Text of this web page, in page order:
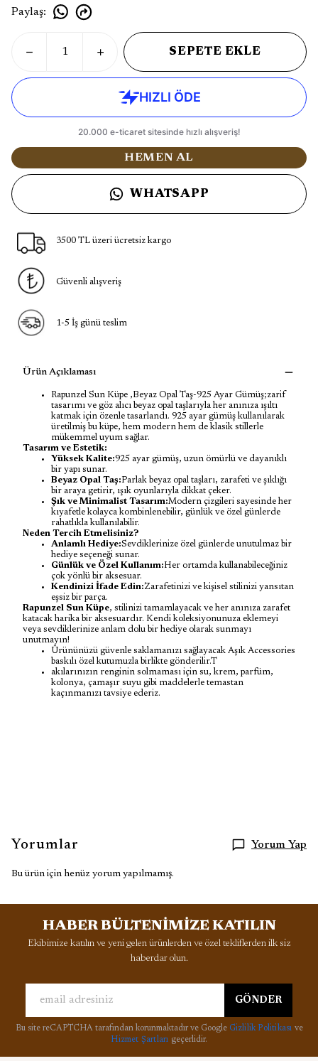
Paylaş:
SEPETE EKLE
HEMEN AL
WHATSAPP
3500 TL üzeri ücretsiz kargo
Güvenli alışveriş
1-5 İş günü teslim
Ürün Açıklaması
Rapunzel Sun Küpe ,Beyaz Opal Taş-925 Ayar Gümüş;zarif
tasarımı ve göz alıcı beyaz opal taşlarıyla her anınıza ışıltı
katmak için özenle tasarlandı. 925 ayar gümüş kullanılarak
üretilmiş bu küpe, hem modern hem de klasik stillerle
mükemmel uyum sağlar.
Tasarım ve Estetik:
Yüksek Kalite:925 ayar gümüş, uzun ömürlü ve dayanıklı
bir yapı sunar.
Beyaz Opal Taş:Parlak beyaz opal taşları, zarafeti ve şıklığı
bir araya getirir, ışık oyunlarıyla dikkat çeker.
Şık ve Minimalist Tasarım:Modern çizgileri sayesinde her
kıyafetle kolayca kombinlenebilir, günlük ve özel günlerde
rahatlıkla kullanılabilir.
Neden Tercih Etmelisiniz?
Anlamlı Hediye:Sevdiklerinize özel günlerde unutulmaz bir
hediye seçeneği sunar.
Günlük ve Özel Kullanım:Her ortamda kullanabileceğiniz
çok yönlü bir aksesuar.
Kendinizi İfade Edin:Zarafetinizi ve kişisel stilinizi yansıtan
eşsiz bir parça.
Rapunzel Sun Küpe, stilinizi tamamlayacak ve her anınıza zarafet
katacak harika bir aksesuardır. Kendi koleksiyonunuza eklemeyi
veya sevdiklerinize anlam dolu bir hediye olarak sunmayı
unutmayın!
Ürününüzü güvenle saklamanızı sağlayacak Aşık Accessories
baskılı özel kutumuzla birlikte gönderilir.T
akılarınızın renginin solmaması için su, krem, parfüm,
kolonya, çamaşır suyu gibi maddelerle temastan
kaçınmanızı tavsiye ederiz.
Yorumlar Yorum Yap
Bu ürün için henüz yorum yapılmamış.
HABER BÜLTENİMİZE KATILIN
Ekibimize katılın ve yeni gelen ürünlerden ve özel tekliflerden ilk siz
haberdar olun.
GÖNDER
Bu site reCAPTCHA tarafından korunmaktadır ve Google Gizlilik Politikası ve
Hizmet Şartları geçerlidir.